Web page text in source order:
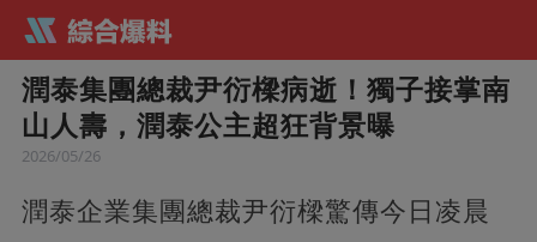
潤泰集團總裁尹衍樑病逝！獨子接掌南
山人壽，潤泰公主超狂背景曝
2026/05/26
潤泰企業集團總裁尹衍樑驚傳今日凌晨